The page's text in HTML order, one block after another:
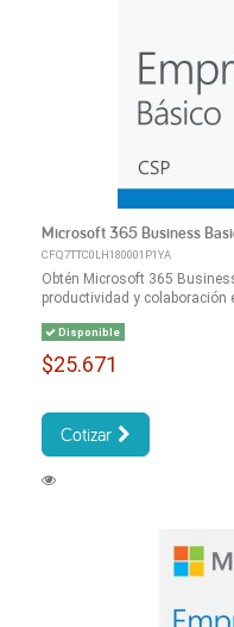
Microsoft 365 Business
CFQ7TTC0LH180001P1YA
Obtén Microsoft 365
productividad y colaboración
Disponible
$25.671
Cotizar